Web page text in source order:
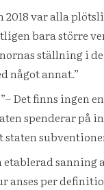
2018 var alla
bara större
ställning i
något annat.”
”– Det finns
spenderar
staten
etablerad
per